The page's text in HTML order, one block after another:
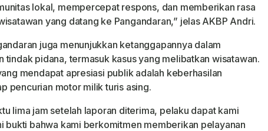
lokal, mempercepat respons, dan memberikan rasa
yang datang ke Pangandaran,” jelas AKBP Andri.
juga menunjukkan ketanggapannya dalam
tindak pidana, termasuk kasus yang melibatkan wisatawan.
mendapat apresiasi publik adalah keberhasilan
pencurian motor milik turis asing.
lima jam setelah laporan diterima, pelaku dapat kami
bukti bahwa kami berkomitmen memberikan pelayanan